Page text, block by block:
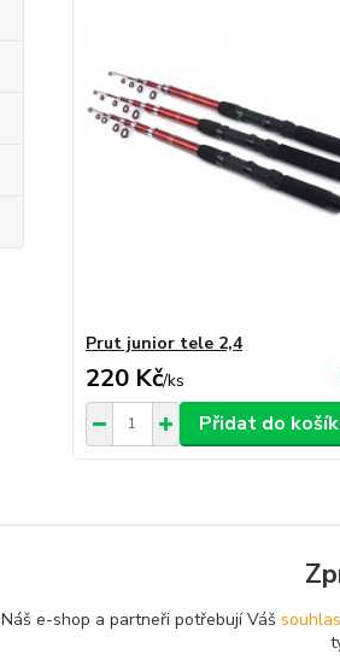
Prut junior tele 2,4
220 Kč/ks
Přidat do
Zboží zařazeno v
Náš e-shop a partneři potřebují Váš souhlas